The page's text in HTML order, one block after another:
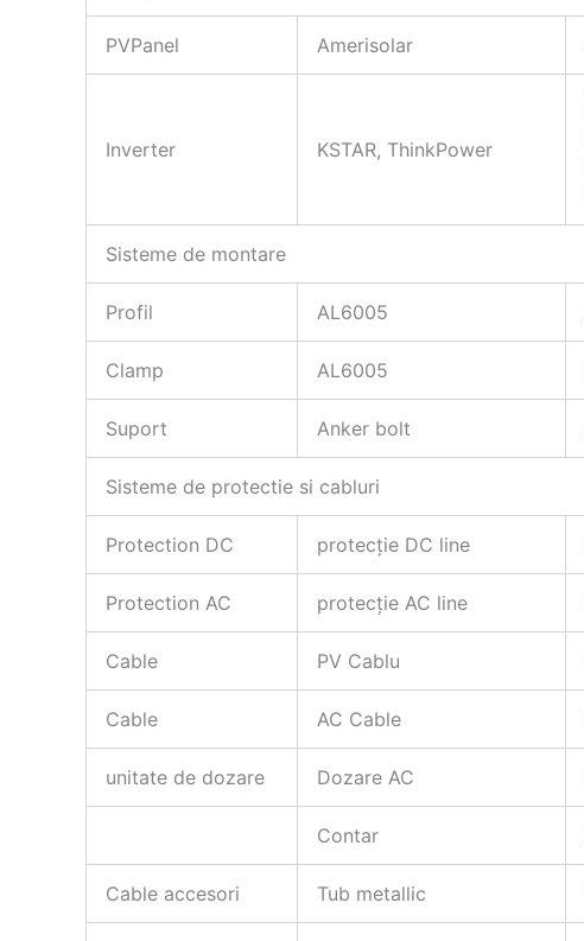
PVPanel Amerisolar
Inverter KSTAR, ThinkPower
Sisteme de montare
Profil AL6005
Clamp AL6005
Suport Anker bolt
Sisteme de protectie si cabluri
Protection DC protecție DC line
Protection AC protecție AC line
Cable PV Cablu
Cable AC Cable
unitate de dozare Dozare AC
Contar
Cable accesori Tub metallic